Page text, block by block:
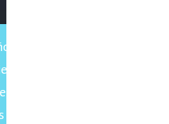
más abrimos nuestras
conocernos y saber
de manera
las citas son individuales.